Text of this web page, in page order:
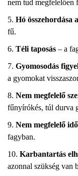
nem tud megfelelően
Hó összehordása
fű.
Téli taposás – a
Gyomosodás
a gyomokat
Nem megfelelő
fűnyírókés, túl durva
Nem megfelelő
fagyban.
Karbantartás
azonnal szükség van